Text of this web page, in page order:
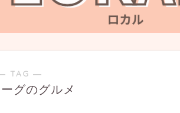
TAG ―
グのグルメ